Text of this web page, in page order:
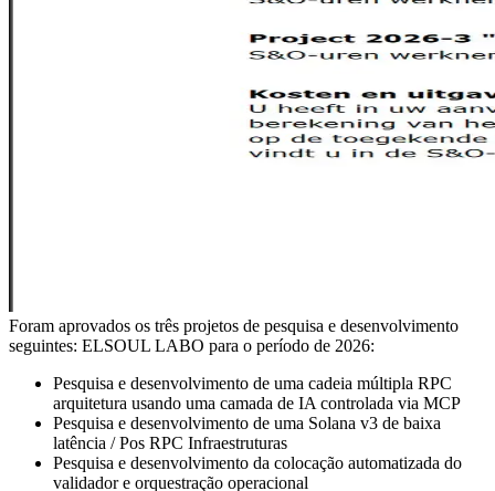
Foram aprovados os três projetos de pesquisa e desenvolvimento
seguintes: ELSOUL LABO para o período de 2026:
Pesquisa e desenvolvimento de uma cadeia múltipla RPC
arquitetura usando uma camada de IA controlada via MCP
Pesquisa e desenvolvimento de uma Solana v3 de baixa
latência / Pos RPC Infraestruturas
Pesquisa e desenvolvimento da colocação automatizada do
validador e orquestração operacional